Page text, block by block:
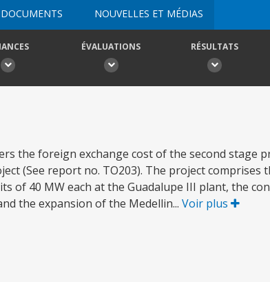
DOCUMENTS NOUVELLES ET MÉDIAS
ÉVALUATIONS RÉSULTATS
the foreign exchange cost of the second stage
(See report no. TO203). The project comprises
of 40 MW each at the Guadalupe III plant, the
the expansion of the Medellin... Voir plus